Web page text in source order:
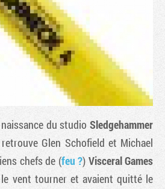
du studio Sledgehammer
Glen Schofield et Michael
chefs de (feu ?) Visceral Games
vent tourner et avaient quitté le
Tribune